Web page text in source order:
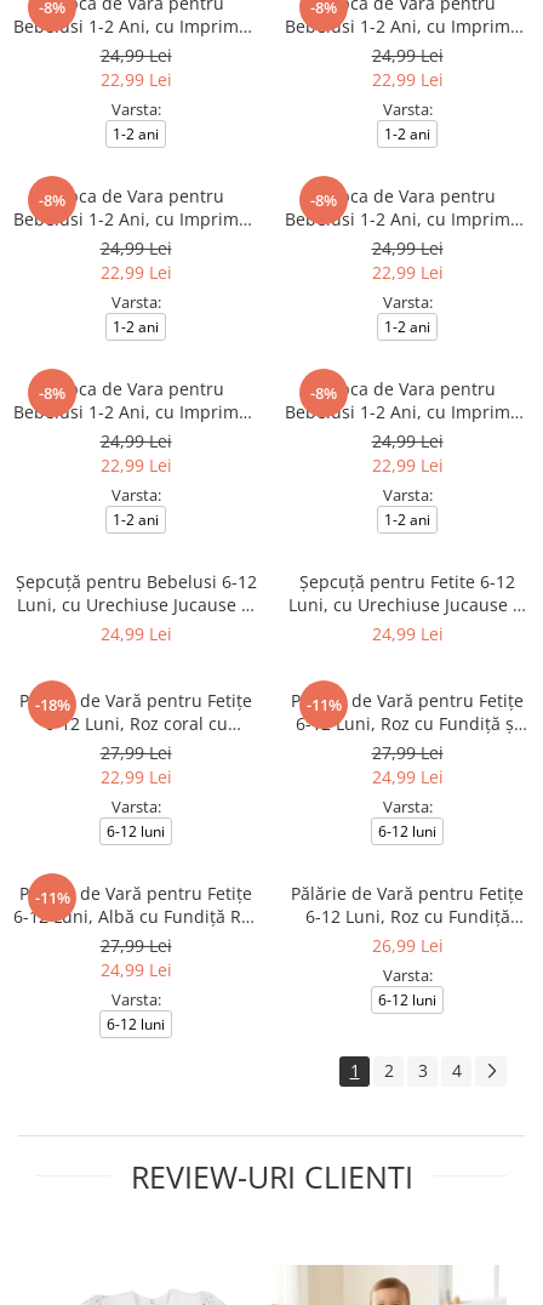
-8%
Bebelusi 1-2 Ani, cu Imprimeu
Dinozaur, Reglabila
24,99 Lei
22,99 Lei
Varsta:
1-2 ani
-8%
Bebelusi 1-2 Ani, cu Imprimeu
Dinozaur, Reglabila, Culoare
Bleu
24,99 Lei
22,99 Lei
Varsta:
1-2 ani
-8%
Sapca de Vara pentru
Bebelusi 1-2 Ani, cu Imprimeu
Dinozaur, Reglabila, Culoare
Vernil
24,99 Lei
22,99 Lei
Varsta:
1-2 ani
-8%
Sapca de Vara pentru
Bebelusi 1-2 Ani, cu Imprimeu
Girafa in Masina, Reglabila
24,99 Lei
22,99 Lei
Varsta:
1-2 ani
-8%
Sapca de Vara pentru
Bebelusi 1-2 Ani, cu Imprimeu
Girafa in Masina, Reglabila,
Culoare Roz Pudrat
24,99 Lei
22,99 Lei
Varsta:
1-2 ani
-8%
Sapca de Vara pentru
Bebelusi 1-2 Ani, cu Imprimeu
Girafa in Masina, Reglabila,
Culoare Galben
24,99 Lei
22,99 Lei
Varsta:
1-2 ani
Șepcuță pentru Bebelusi 6-12
Luni, cu Urechiuse Jucause si
Cozoroc in Carouri, Broderie
24,99 Lei
Șepcuță pentru Fetite 6-12
Luni, cu Urechiuse Jucause si
Cozoroc in Carouri, Broderie
24,99 Lei
-18%
Pălărie de Vară pentru Fetițe
6-12 Luni, Roz coral cu
Fundiță și Inserții Tip Plasă
27,99 Lei
22,99 Lei
Varsta:
6-12 luni
-11%
Pălărie de Vară pentru Fetițe
6-12 Luni, Roz cu Fundiță și
Inserții Tip Plasă
27,99 Lei
24,99 Lei
Varsta:
6-12 luni
-11%
Pălărie de Vară pentru Fetițe
6-12 Luni, Albă cu Fundiță Roz
și Inserții Tip Plasă
27,99 Lei
24,99 Lei
Varsta:
6-12 luni
Pălărie de Vară pentru Fetițe
6-12 Luni, Roz cu Fundiță
Decorativă și Elastic de
26,99 Lei
Varsta:
6-12 luni
1 2 3 4
REVIEW-URI CLIENTI